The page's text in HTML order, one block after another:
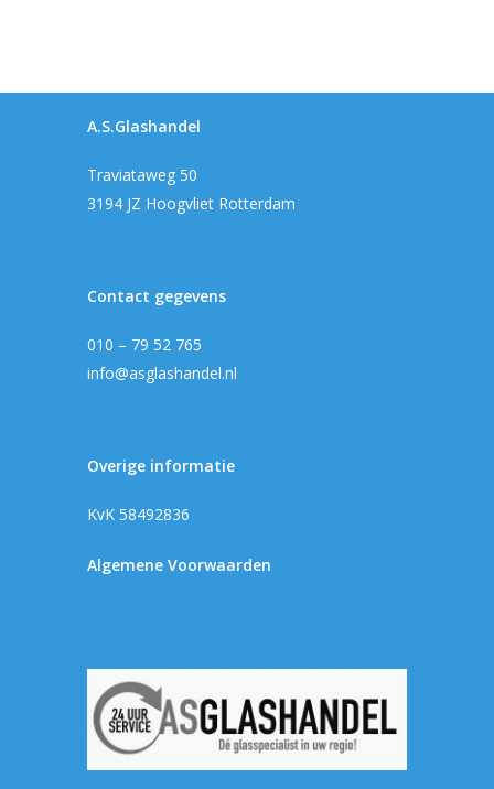
A.S.Glashandel
Traviataweg 50
3194 JZ Hoogvliet Rotterdam
Contact gegevens
010 – 79 52 765
info@asglashandel.nl
Overige informatie
KvK 58492836
Algemene Voorwaarden